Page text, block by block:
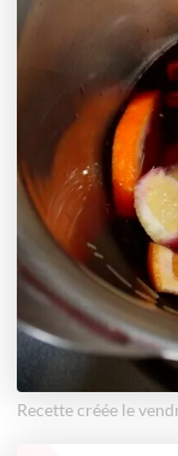
Recette créée le